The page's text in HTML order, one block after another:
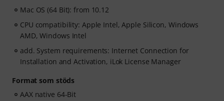
Mac OS (64 Bit): from 10.12
CPU compatibility: Apple Intel, Apple Silicon, Windows
AMD, Windows Intel
add. System requirements: Internet Connection for
Installation and Activation, iLok License Manager
Format som stöds
AAX native 64-Bit